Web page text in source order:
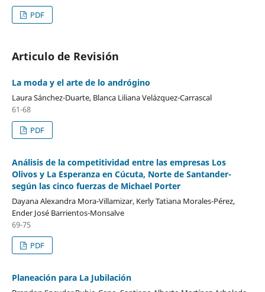
PDF
Articulo de Revisión
La moda y el arte de lo andrógino
Laura Sánchez-Duarte, Blanca Liliana Velázquez-Carrascal
61-68
PDF
Análisis de la competitividad entre las empresas Los
Olivos y La Esperanza en Cúcuta, Norte de Santander-
según las cinco fuerzas de Michael Porter
Dayana Alexandra Mora-Villamizar, Kerly Tatiana Morales-Pérez,
Ender José Barrientos-Monsalve
69-75
PDF
Planeación para La Jubilación